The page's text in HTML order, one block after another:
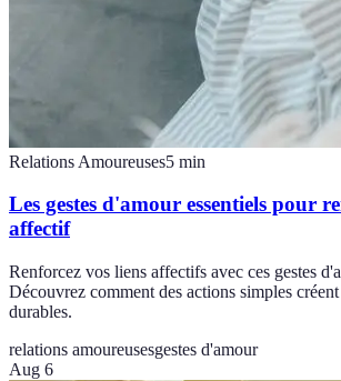
Relations Amoureuses5 min
Les gestes d'amour essentiels pour
affectif
Renforcez vos liens affectifs avec ces gestes
Découvrez comment des actions simples
durables.
relations amoureusesgestes d'amour
Aug 6